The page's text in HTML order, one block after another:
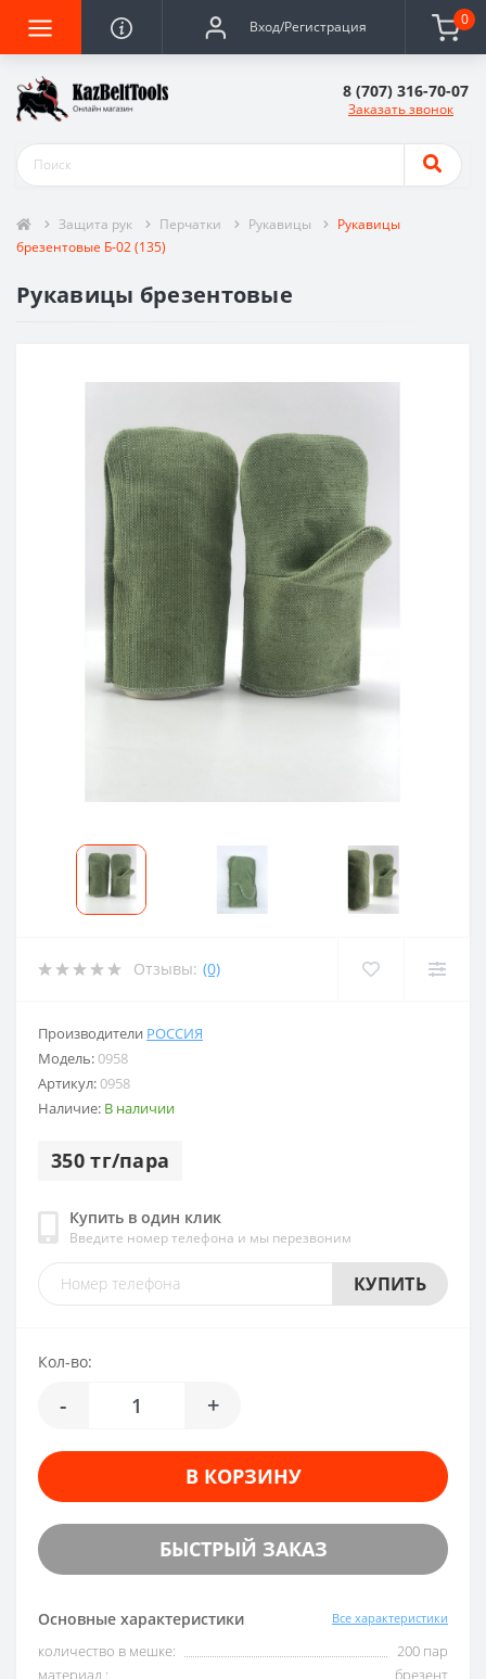
Вход/Регистрация 0
8 (707) 316-70-07
Заказать звонок
Защита рук Перчатки Рукавицы
Рукавицы
брезентовые Б-02 (135)
Рукавицы брезентовые
Отзывы: (0)
Производители РОССИЯ
Модель:0958
Артикул:0958
Наличие: В наличии
350 тг/пара
Купить в один клик
Введите номер телефона и мы перезвоним
КУПИТЬ
Кол-во:
- +
В КОРЗИНУ
БЫСТРЫЙ ЗАКАЗ
Основные характеристики Все характеристики
количество в мешке:
200 пар
материал :
брезент